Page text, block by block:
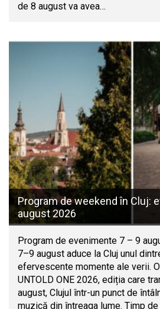
de 8 august va avea…
Program de weekend în Cluj:
august 2026
Program de evenimente 7 – 9
7–9 august aduce la Cluj unul
efervescente momente ale verii.
UNTOLD ONE 2026, ediția care
august, Clujul într-un punct de
muzică din întreaga lume. Timp